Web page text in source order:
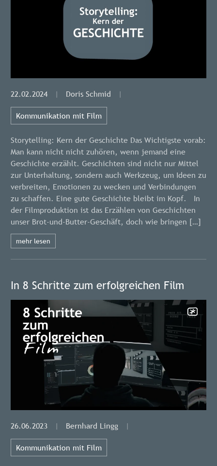
22.02.2024 | Doris Schmid |
Kommunikation mit Film
Storytelling: Kern der Geschichte Das Wichtigste vorab:
Man kann nicht nicht zuhören, wenn jemand eine
Geschichte erzählt. Geschichten sind nicht nur Mittel
zur Unterhaltung, sondern auch Werkzeug, um Ideen zu
verbreiten, Emotionen zu wecken und Verbindungen
zu schaffen. Eine gute Geschichte bleibt im Kopf. In
der Filmproduktion ist das Erzählen von Geschichten
unser Brot-und-Butter-Geschäft, doch wie bringen […]
mehr lesen
In 8 Schritte zum erfolgreichen Film
26.06.2023 | Bernhard Lingg |
Kommunikation mit Film